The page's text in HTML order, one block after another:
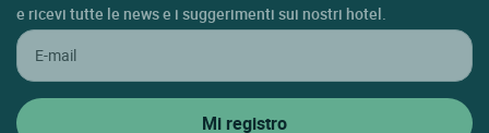
e ricevi tutte le news e i suggerimenti sui nostri hotel.